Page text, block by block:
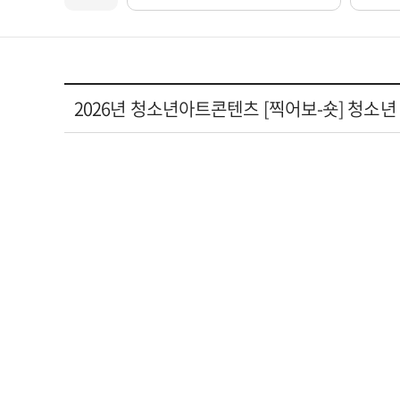
2026년 청소년아트콘텐츠 [찍어보-숏] 청소